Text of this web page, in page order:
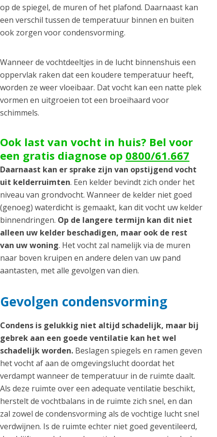
op de spiegel, de muren of het plafond. Daarnaast kan
een verschil tussen de temperatuur binnen en buiten
ook zorgen voor condensvorming.
Wanneer de vochtdeeltjes in de lucht binnenshuis een
oppervlak raken dat een koudere temperatuur heeft,
worden ze weer vloeibaar. Dat vocht kan een natte plek
vormen en uitgroeien tot een broeihaard voor
schimmels.
Ook last van vocht in huis? Bel voor
een gratis diagnose op 0800/61.667
Daarnaast kan er sprake zijn van opstijgend vocht
uit kelderruimten. Een kelder bevindt zich onder het
niveau van grondvocht. Wanneer de kelder niet goed
(genoeg) waterdicht is gemaakt, kan dit vocht uw kelder
binnendringen. Op de langere termijn kan dit niet
alleen uw kelder beschadigen, maar ook de rest
van uw woning. Het vocht zal namelijk via de muren
naar boven kruipen en andere delen van uw pand
aantasten, met alle gevolgen van dien.
Gevolgen condensvorming
Condens is gelukkig niet altijd schadelijk, maar bij
gebrek aan een goede ventilatie kan het wel
schadelijk worden. Beslagen spiegels en ramen geven
het vocht af aan de omgevingslucht doordat het
verdampt wanneer de temperatuur in de ruimte daalt.
Als deze ruimte over een adequate ventilatie beschikt,
herstelt de vochtbalans in de ruimte zich snel, en dan
zal zowel de condensvorming als de vochtige lucht snel
verdwijnen. Is de ruimte echter niet goed geventileerd,